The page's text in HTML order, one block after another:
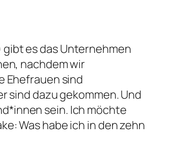
es das Unternehmen
nachdem wir
Ehefrauen sind
sind dazu gekommen. Und
sein. Ich möchte
Was habe ich in den zehn